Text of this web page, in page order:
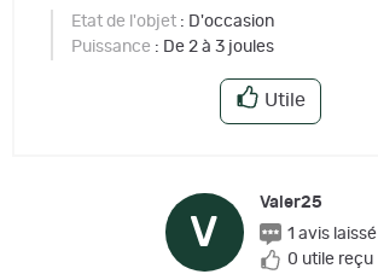
Etat de l'objet : D'occasion
Puissance : De 2 à 3 joules
Utile
V
Valer25
1 avis laissé
0 utile reçu